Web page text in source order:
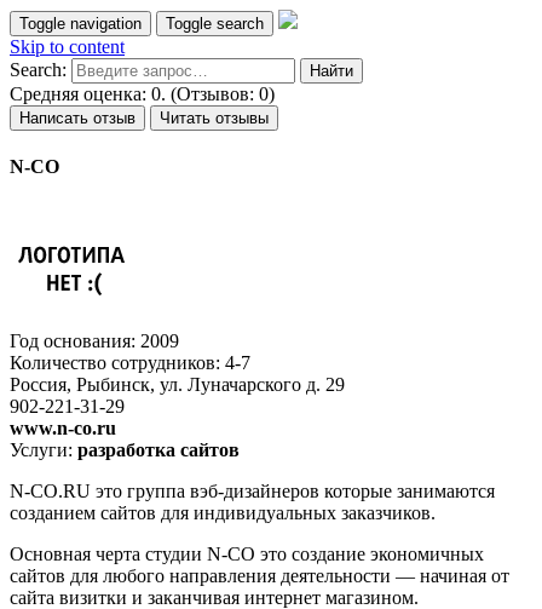
Toggle navigation Toggle search
Skip to content
Search:
Средняя оценка: 0. (Отзывов: 0)
Написать отзыв Читать отзывы
N-CO
Год основания: 2009
Количество сотрудников: 4-7
Россия, Рыбинск, ул. Луначарского д. 29
902-221-31-29
www.n-co.ru
Услуги: разработка сайтов
N-CO.RU это группа вэб-дизайнеров которые занимаются
созданием сайтов для индивидуальных заказчиков.
Основная черта студии N-CO это создание экономичных
сайтов для любого направления деятельности — начиная от
сайта визитки и заканчивая интернет магазином.